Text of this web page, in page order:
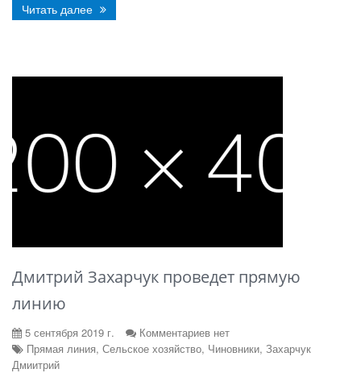
Читать далее
Дмитрий Захарчук проведет прямую
линию
5 сентября 2019 г.
Комментариев нет
Прямая линия, Сельское хозяйство, Чиновники, Захарчук
Дмиитрий